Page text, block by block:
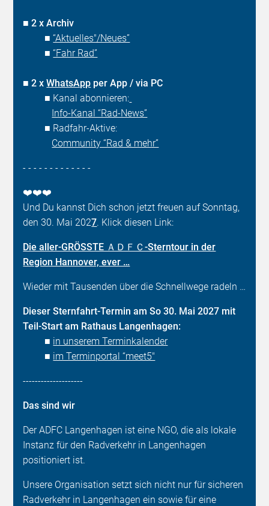
■2 x Archiv
■“Aktuelles"/Neues”
■“Fahr Rad”
■2 xWhatsApp per App / via PC
■ Kanal abonnieren:
Info-Kanal “Rad-News”
■ Radfahr-Aktive:
Community “Rad & mehr”
- - - - - - - - - - - - -
❤️❤️❤️
Und Du kannst Dich schon jetzt freuen auf Sonntag,
den 30. Mai 2027. Klick diesen Link:
Die aller-GRÖSSTE ＡＤＦＣ-Sterntour in der
Region Hannover, ever …
Wieder mit Tausenden über die Schnellwege radeln …
Dieser Sternfahrt-Termin am So 30. Mai 2027 mit
Teil-Start am Rathaus Langenhagen:
■ in unserem Terminkalender
■ im Terminportal “meet5"
--------------------
Das sind wir
Der ADFC Langenhagen ist eine NGO, die als lokale
Instanz für den Radverkehr in Langenhagen
positioniert ist.
Unsere Organisation setzt sich nicht nur für sicheren
Radverkehr in Langenhagen ein sowie für eine